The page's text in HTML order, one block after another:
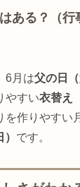
ある？（行
6月は父の日（
やすい衣替え
を作りやすい
です。